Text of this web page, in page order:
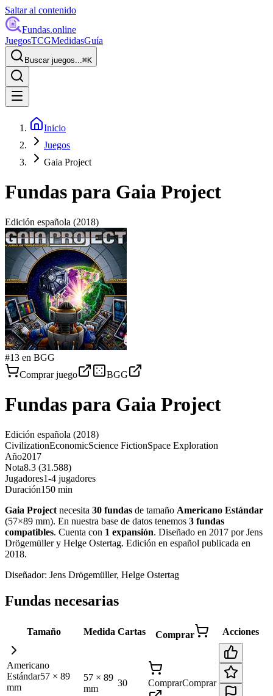
Saltar al contenido
Fundas.online
JuegosTCGMedidasGuía
Buscar juegos...⌘K
Inicio
Juegos
Gaia Project
Fundas para Gaia Project
Edición española (2018)
#13 en BGG
Comprar juego
BGG
Fundas para Gaia Project
Edición española (2018)
CivilizationEconomicScience FictionSpace Exploration
Año2017
Nota8.3 (31.588)
Jugadores1-4 jugadores
Duración150 min
Gaia Project necesita 30 fundas de tamaño Americano Estándar
(57×89 mm). En nuestra base de datos tenemos 3 fundas
compatibles. Cuenta con 1 expansión. Diseñado en 2017 por Jens
Drögemüller y Helge Ostertag. Edición en español publicada en
2018.
Diseñador: Jens Drögemüller, Helge Ostertag
Fundas necesarias
Tamaño Medida Cartas Comprar Acciones
Americano
Estándar57 × 89
mm
57 × 89
mm
30 ComprarComprar